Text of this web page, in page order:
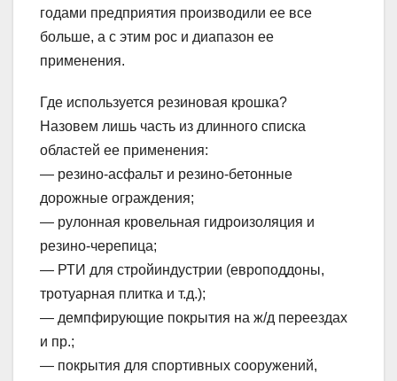
годами предприятия производили ее все
больше, а с этим рос и диапазон ее
применения.
Где используется резиновая крошка?
Назовем лишь часть из длинного списка
областей ее применения:
— резино-асфальт и резино-бетонные
дорожные ограждения;
— рулонная кровельная гидроизоляция и
резино-черепица;
— РТИ для стройиндустрии (европоддоны,
тротуарная плитка и т.д.);
— демпфирующие покрытия на ж/д переездах
и пр.;
— покрытия для спортивных сооружений,